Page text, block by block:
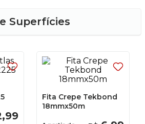
Superfícies
,99
Fita Crepe Tekbond
18mmx50m